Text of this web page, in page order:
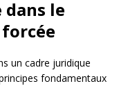
le
un cadre juridique
fondamentaux